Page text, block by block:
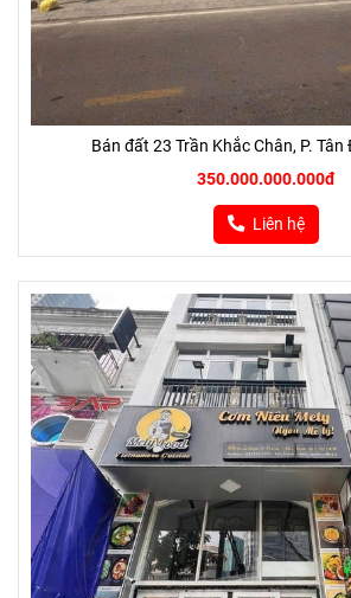
Bán đất 23 Trần Khắc Chân, P. Tân
350.000.000.000đ
Liên hệ